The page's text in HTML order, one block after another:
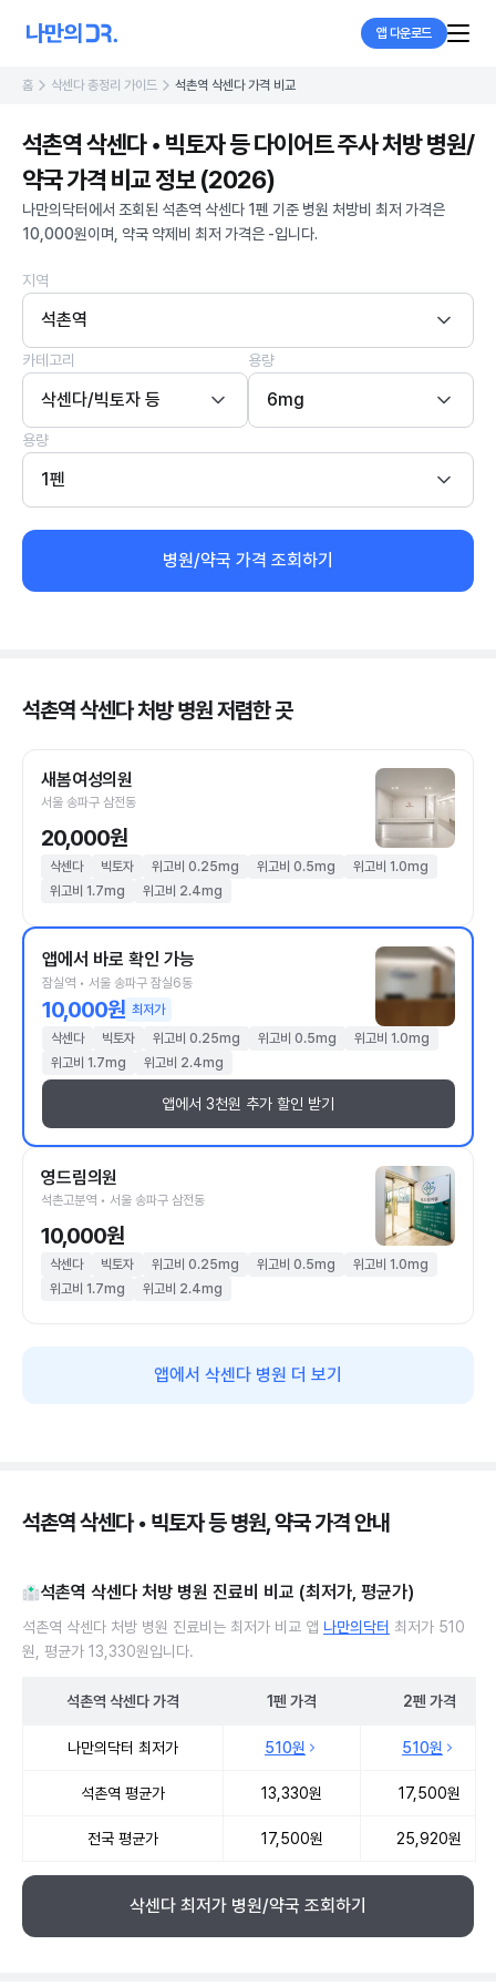
앱 다운로드
홈 삭센다 총정리 가이드 석촌역 삭센다 가격 비교
석촌역 삭센다 • 빅토자 등 다이어트 주사 처방 병원/
약국 가격 비교 정보 (2026)
나만의닥터에서 조회된 석촌역 삭센다 1펜 기준 병원 처방비 최저 가격은
10,000원이며, 약국 약제비 최저 가격은 -입니다.
지역
석촌역
카테고리
삭센다/빅토자 등
용량
6mg
용량
1펜
병원/약국 가격 조회하기
석촌역 삭센다 처방 병원 저렴한 곳
새봄여성의원
서울 송파구 삼전동
20,000원
삭센다 빅토자 위고비 0.25mg 위고비 0.5mg
위고비 1.0mg
위고비 1.7mg
위고비 2.4mg
앱에서 바로 확인 가능
잠실역 • 서울 송파구 잠실6동
10,000원 최저가
삭센다
빅토자 위고비 0.25mg 위고비 0.5mg
위고비 1.0mg
위고비 1.7mg
위고비 2.4mg
앱에서 3천원 추가 할인 받기
영드림의원
석촌고분역 • 서울 송파구 삼전동
10,000원
삭센다 빅토자 위고비 0.25mg 위고비 0.5mg
위고비 1.0mg
위고비 1.7mg
위고비 2.4mg
앱에서 삭센다 병원 더 보기
석촌역 삭센다 • 빅토자 등 병원, 약국 가격 안내
석촌역 삭센다 처방 병원 진료비 비교 (최저가, 평균가)
석촌역 삭센다 처방 병원 진료비는 최저가 비교 앱 나만의닥터 최저가 510
원, 평균가 13,330원입니다.
석촌역 삭센다가격 1펜 가격 2펜 가격
나만의닥터 최저가 510원 510원
석촌역 평균가 13,330원 17,500원
전국 평균가 17,500원 25,920원
삭센다 최저가 병원/약국 조회하기